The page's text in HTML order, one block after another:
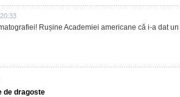
Rușine Academiei americane că i-a dat un
de dragoste